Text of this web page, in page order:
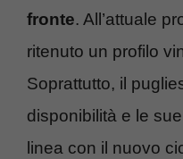
fronte. All’attuale
ritenuto un profilo
Soprattutto, il
disponibilità e le
linea con il nuovo